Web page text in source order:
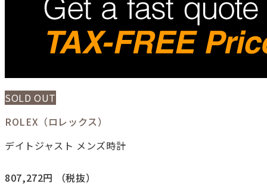
SOLD OUT
ROLEX（ロレックス）
デイトジャスト メンズ時計
807,272円
（税抜）